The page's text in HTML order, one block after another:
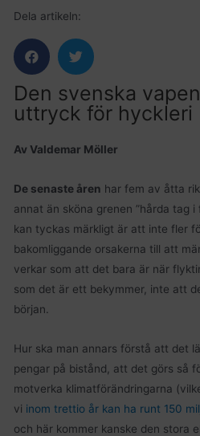
Dela artikeln:
Den svenska
uttryck för hyckleri
Av Valdemar Möller
De senaste åren har fem av åtta
annat än sköna grenen ”hårda tag i
kan tyckas märkligt är att inte fler
bakomliggande orsakerna till att
verkar som att det bara är när
som det är ett bekymmer, inte att
början.
Hur ska man annars förstå att det
pengar på bistånd, att det görs så
motverka klimatförändringarna
vi inom trettio år kan ha runt 150
och här kommer kanske den stora